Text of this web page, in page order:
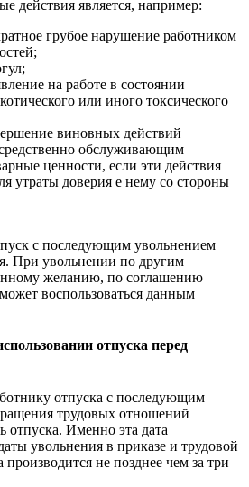
действия является, например:
грубое нарушение работником
на работе в состоянии
или иного токсического
виновных действий
обслуживающим
ценности, если эти действия
утраты доверия е нему со стороны
с последующим увольнением
При увольнении по другим
желанию, по соглашению
воспользоваться данным
отпуска перед
отпуска с последующим
трудовых отношений
отпуска. Именно эта дата
увольнения в приказе и трудовой
не позднее чем за три